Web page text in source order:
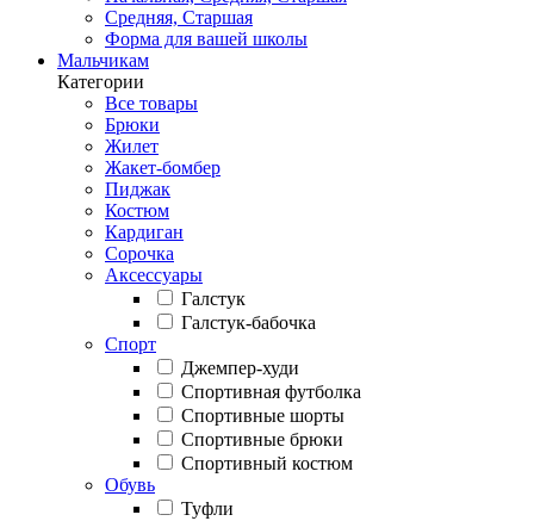
Средняя, Старшая
Форма для вашей школы
Мальчикам
Категории
Все товары
Брюки
Жилет
Жакет-бомбер
Пиджак
Костюм
Кардиган
Сорочка
Аксессуары
Галстук
Галстук-бабочка
Спорт
Джемпер-худи
Спортивная футболка
Спортивные шорты
Спортивные брюки
Спортивный костюм
Обувь
Туфли